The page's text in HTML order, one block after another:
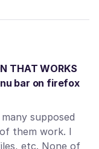
THAT WORKS
bar on firefox
supposed
them work. I
etc. None of